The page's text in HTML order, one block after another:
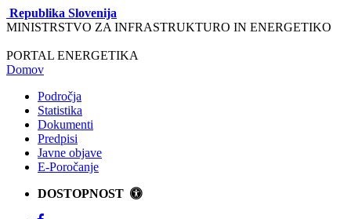
Republika Slovenija
MINISTRSTVO ZA INFRASTRUKTURO IN ENERGETIKO
PORTAL ENERGETIKA
Domov
Področja
Statistika
Dokumenti
Predpisi
Javne objave
E-Poročanje
DOSTOPNOST